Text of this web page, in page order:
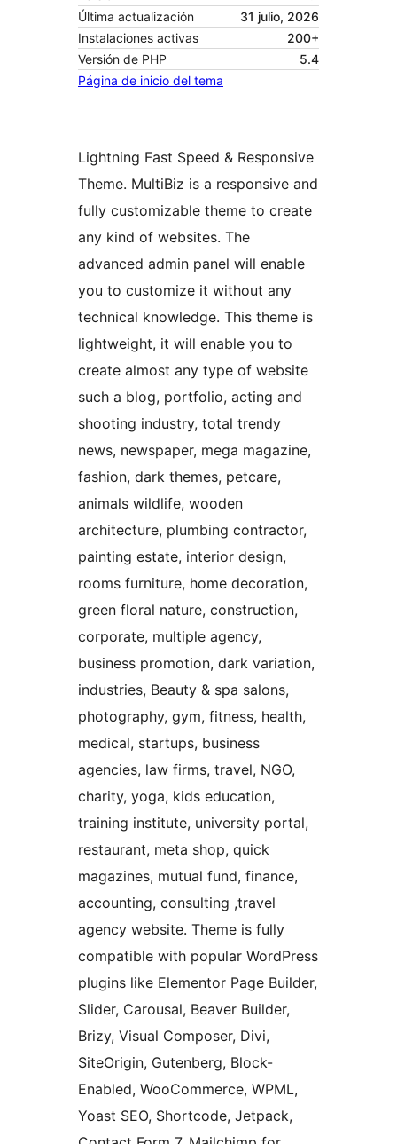
Última actualización
31 julio, 2026
Instalaciones activas
200+
Versión de PHP
5.4
Página de inicio del tema
Lightning Fast Speed & Responsive
Theme. MultiBiz is a responsive and
fully customizable theme to create
any kind of websites. The
advanced admin panel will enable
you to customize it without any
technical knowledge. This theme is
lightweight, it will enable you to
create almost any type of website
such a blog, portfolio, acting and
shooting industry, total trendy
news, newspaper, mega magazine,
fashion, dark themes, petcare,
animals wildlife, wooden
architecture, plumbing contractor,
painting estate, interior design,
rooms furniture, home decoration,
green floral nature, construction,
corporate, multiple agency,
business promotion, dark variation,
industries, Beauty & spa salons,
photography, gym, fitness, health,
medical, startups, business
agencies, law firms, travel, NGO,
charity, yoga, kids education,
training institute, university portal,
restaurant, meta shop, quick
magazines, mutual fund, finance,
accounting, consulting ,travel
agency website. Theme is fully
compatible with popular WordPress
plugins like Elementor Page Builder,
Slider, Carousal, Beaver Builder,
Brizy, Visual Composer, Divi,
SiteOrigin, Gutenberg, Block-
Enabled, WooCommerce, WPML,
Yoast SEO, Shortcode, Jetpack,